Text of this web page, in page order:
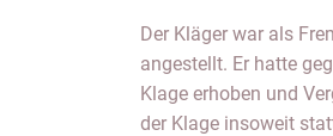
Der Kläger war als
angestellt. Er hatte
Klage erhoben und
der Klage insoweit
versäumt, diese
verwies dabei auf
wonach Ansprüche
Fälligkeit schriftlich und